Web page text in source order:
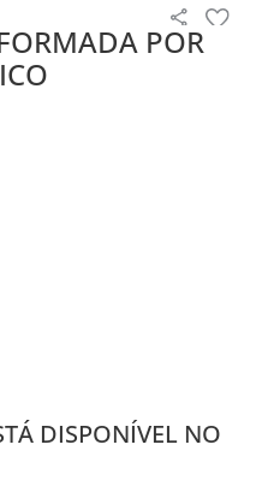
POR
DISPONÍVEL NO